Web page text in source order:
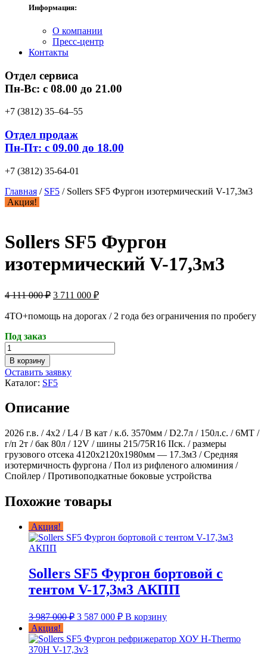
Информация:
О компании
Пресс-центр
Контакты
Отдел сервиса
Пн-Вс: с 08.00 до 21.00
+7 (3812) 35‒64‒55
Отдел продаж
Пн-Пт: с 09.00 до 18.00
+7 (3812) 35-64-01
Главная / SF5 / Sollers SF5 Фургон изотермический V-17,3м3
Акция!
Sollers SF5 Фургон
изотермический V-17,3м3
4 111 000₽ Первоначальная
составляла
3 711 000 ₽Текущая
3 711 000 ₽.
4ТО+помощь на дорогах / 2 года без ограничения по пробегу
Под заказ
Количество
товара
Sollers
SF5
Фургон
V-
В корзину
Оставить заявку
Каталог: SF5
Описание
2026 г.в. / 4х2 / L4 / В кат / к.б. 3570мм / D2.7л / 150л.с. / 6MT /
г/п 2т / бак 80л / 12V / шины 215/75R16 IIск. / размеры
грузового отсека 4120x2120x1980мм — 17.3м3 / Средняя
изотермичность фургона / Пол из рифленого алюминия /
Спойлер / Противоподкатные боковые устройства
Похожие товары
Акция!
Sollers SF5 Фургон бортовой с
тентом V-17,3м3 АКПП
3 987 000₽ Первоначальная
составляла
3 987 000 ₽.
3 587 000 ₽Текущая
цена:
3 587 000 ₽.
В корзину
Акция!